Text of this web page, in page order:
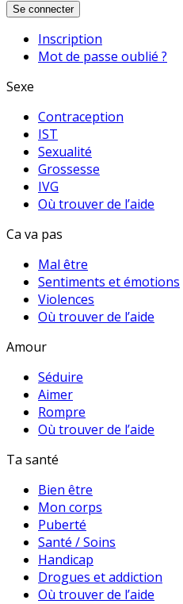
Se connecter
Inscription
Mot de passe oublié ?
Sexe
Contraception
IST
Sexualité
Grossesse
IVG
Où trouver de l’aide
Ca va pas
Mal être
Sentiments et émotions
Violences
Où trouver de l’aide
Amour
Séduire
Aimer
Rompre
Où trouver de l’aide
Ta santé
Bien être
Mon corps
Puberté
Santé / Soins
Handicap
Drogues et addiction
Où trouver de l’aide